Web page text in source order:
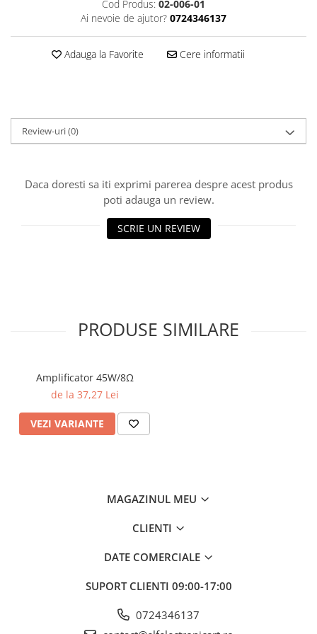
Cod Produs: 02-006-01
Ai nevoie de ajutor? 0724346137
Adauga la Favorite Cere informatii
Review-uri(0)
Daca doresti sa iti exprimi parerea despre acest produs
poti adauga un review.
SCRIE UN REVIEW
PRODUSE SIMILARE
Amplificator 45W/8Ω
de la 37,27 Lei
VEZI VARIANTE
MAGAZINUL MEU
CLIENTI
DATE COMERCIALE
SUPORT CLIENTI 09:00-17:00
0724346137